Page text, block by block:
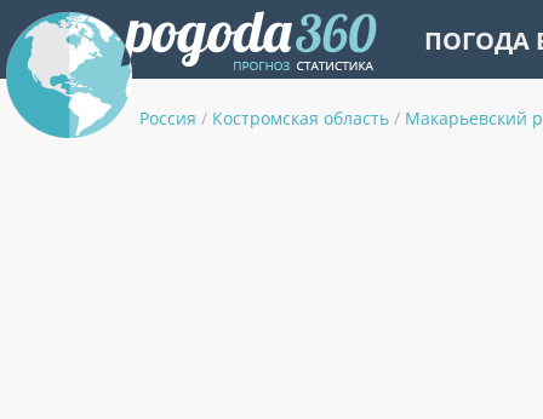
ПОГОДА
Россия / Костромская область / Макарьевский